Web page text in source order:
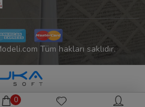
Tüm hakları saklıdır.
0